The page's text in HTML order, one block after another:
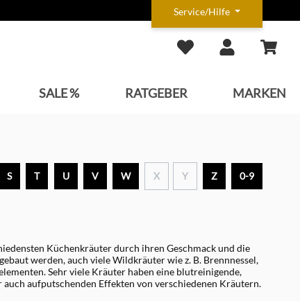
Service/Hilfe
SALE % RATGEBER MARKEN
S T U V W X Y Z 0-9
Küchenkräuter durch ihren Geschmack und die
werden, auch viele Wildkräuter wie z. B. Brennnessel,
Sehr viele Kräuter haben eine blutreinigende,
aufputschenden Effekten von verschiedenen Kräutern.